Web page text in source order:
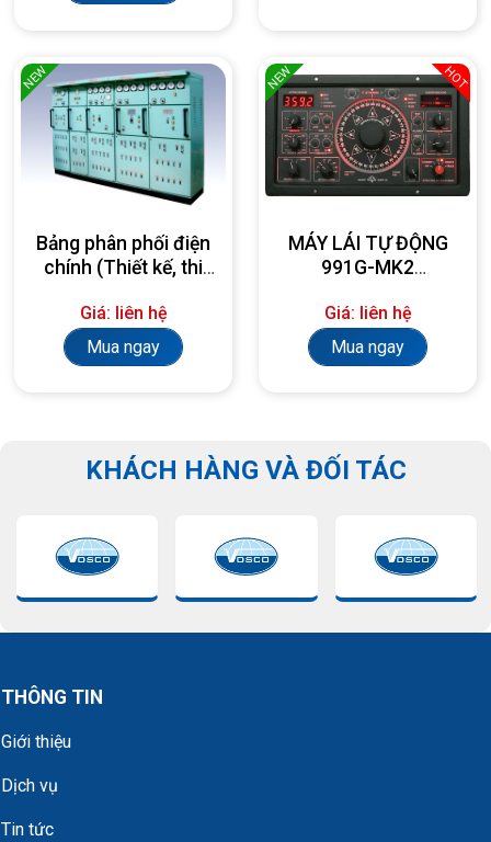
NEW
Bảng phân phối điện
chính (Thiết kế, thi
yêu cầu)
Giá: liên hệ
Mua ngay
NEW HOT
MÁY LÁI TỰ ĐỘNG
991G-MK2
Giá: liên hệ
Mua ngay
KHÁCH HÀNG VÀ ĐỐI TÁC
THÔNG TIN
Giới thiệu
Dịch vụ
Tin tức